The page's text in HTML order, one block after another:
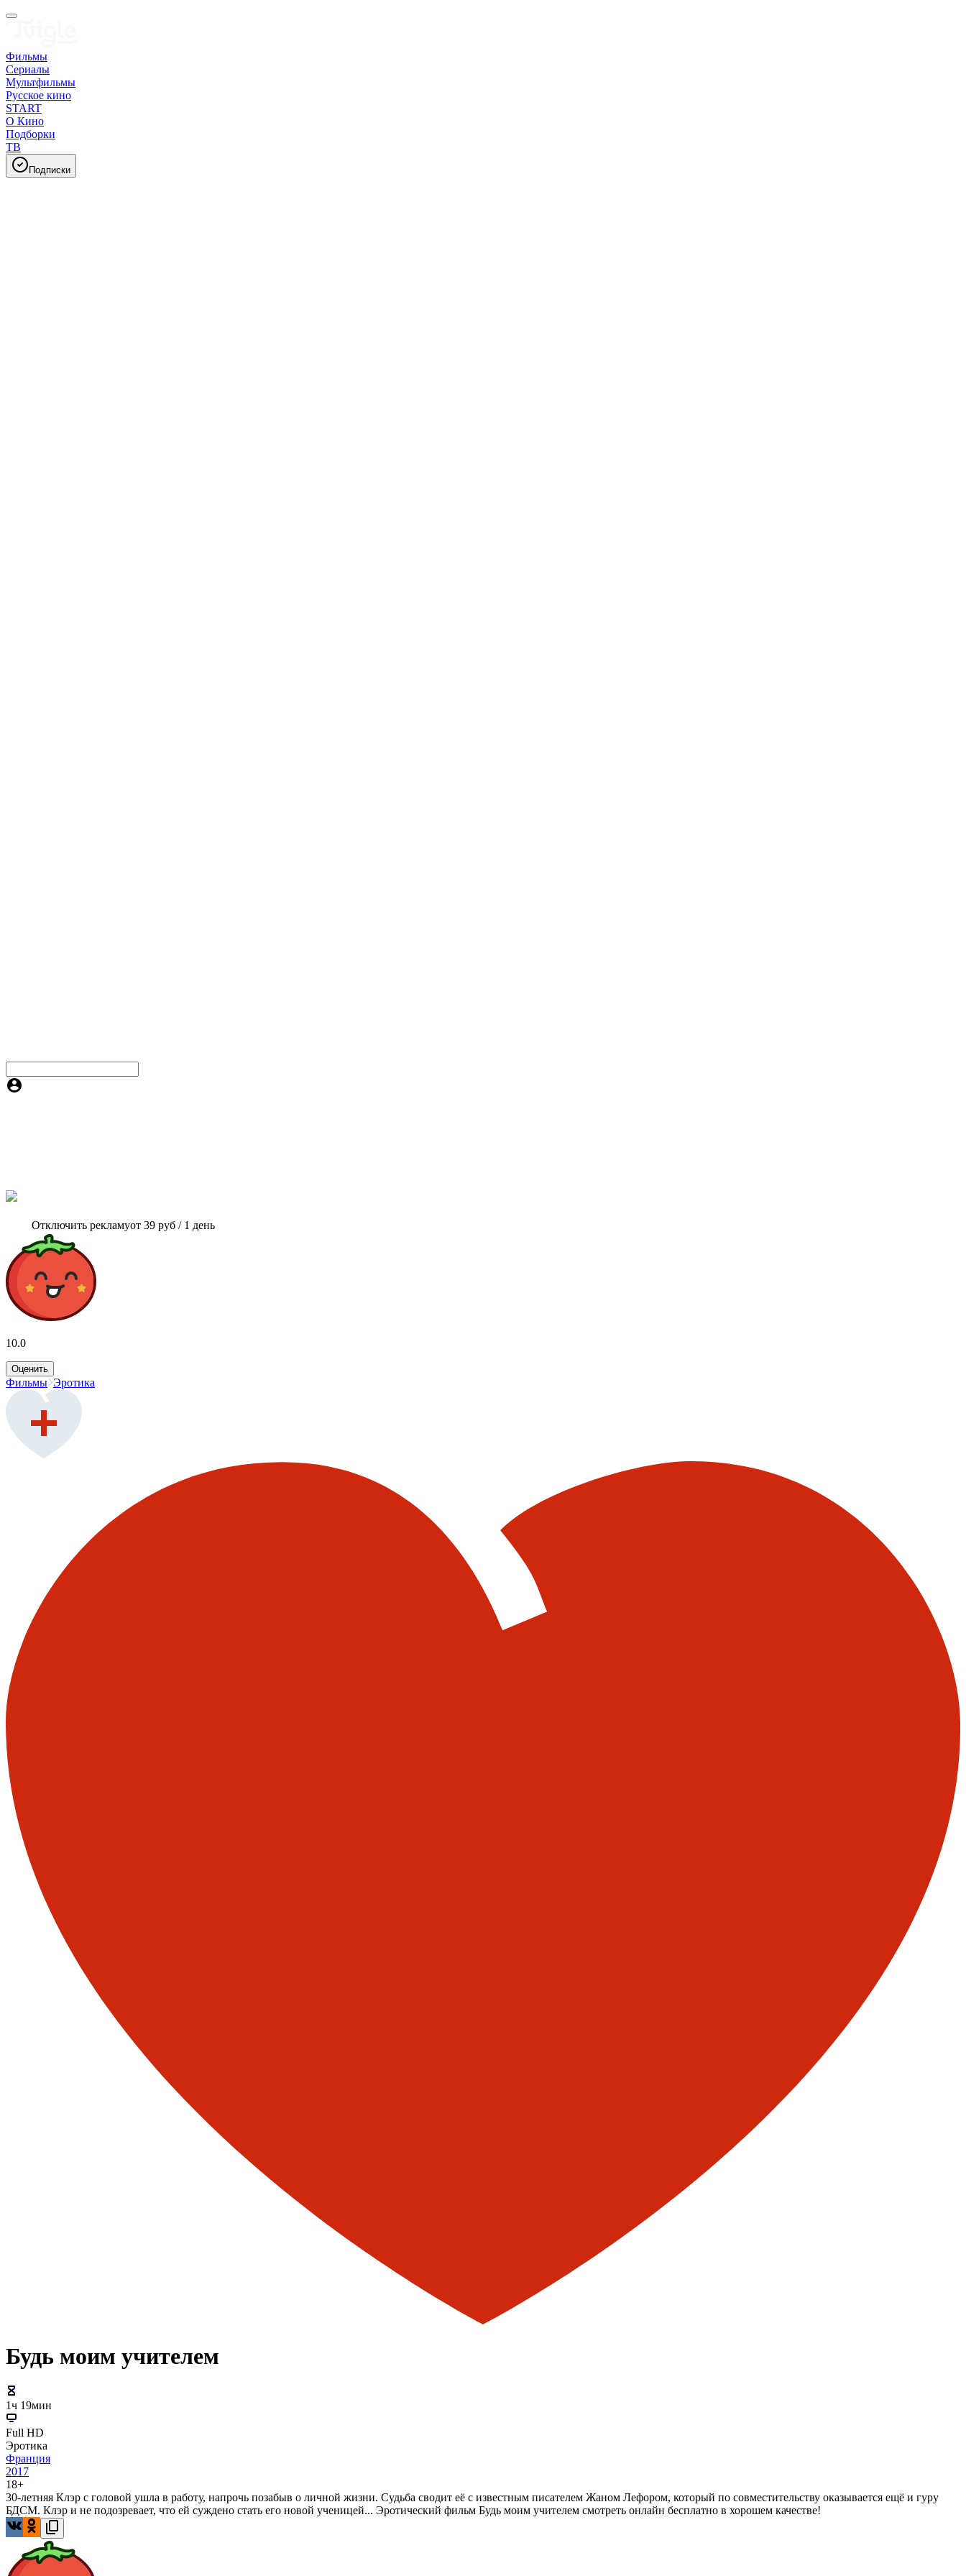
Фильмы
Сериалы
Мультфильмы
Русское кино
START
О Кино
Подборки
ТВ
Подписки
Отключить рекламуот 39 руб / 1 день
10.0
Оценить
Фильмы Эротика
Будь моим учителем
1ч 19мин
Full HD
Эротика
Франция
2017
18+
30-летняя Клэр с головой ушла в работу, напрочь позабыв о личной жизни. Судьба сводит её с известным писателем Жаном Лефором, который по совместительству оказывается ещё и гуру
БДСМ. Клэр и не подозревает, что ей суждено стать его новой ученицей... Эротический фильм Будь моим учителем смотреть онлайн бесплатно в хорошем качестве!